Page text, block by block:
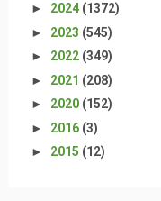
► 2024 (1372)
► 2023 (545)
► 2022 (349)
► 2021 (208)
► 2020 (152)
► 2016 (3)
► 2015 (12)